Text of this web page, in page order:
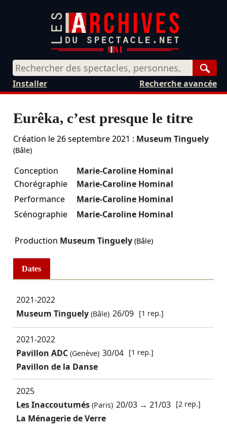
Recherche avancée
Installer
Eurêka, c’est presque le titre
Création le26 septembre 2021 : Museum Tinguely
(Bâle)
Conception
Marie-Caroline Hominal
Chorégraphie
Marie-Caroline Hominal
Performance
Marie-Caroline Hominal
Scénographie
Marie-Caroline Hominal
Production Museum Tinguely(Bâle)
Dates
2021-2022
Museum Tinguely(Bâle) 26/09 [1 rep.]
2021-2022
Pavillon ADC(Genève) 30/04 [1 rep.]
Pavillon de la Danse
2025
Les Inaccoutumés(Paris) 20/03 →21/03 [2 rep.]
La Ménagerie de Verre